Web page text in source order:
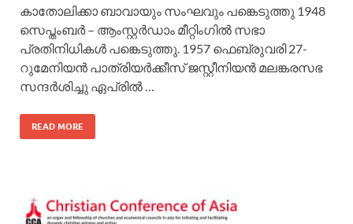
കാതോലിക്കാ ബാവായും സംഘവും പങ്കെടുത്തു 1948
സെപ്തംബർ – ആംസ്റ്റർഡാം മീറ്റിംഗിൽ സഭാ
പ്രതിനിധികൾ പങ്കെടുത്തു. 1957 ഫെബ്രുവരി 27-
റുമേനിയൻ പാത്രിയർക്കീസ് ജസ്റ്റീനിയൻ മലങ്കരസഭ
സന്ദർശിച്ചു ഏപ്രിൽ …
READ MORE